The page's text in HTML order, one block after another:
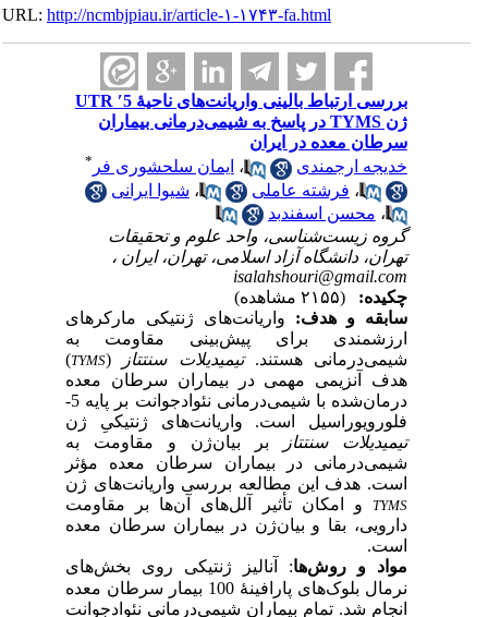
URL:http://ncmbjpiau.ir/article-۱-۱۷۴۳-fa.html
بررسی ارتباط بالینی واریانت‌‌های ناحیۀ 5′ UTR
ژن TYMS در پاسخ به شیمی‌درمانی بیماران
معده در ایران
ارجمندی
،ایمان سلحشوری فر
فرشته عاملی ،شیوا ایرانی
محسن اسفندبد
زیست‌شناسی، واحد علوم و تحقیقات
دانشگاه آزاد اسلامی، تهران، ایران ،
و هدف:واریانت‌هایژنتیکی مارکر‌های
برای پیش‌بینی مقاومت به
هستند. تیمیدیلات سنتتاز(
TYMS
آنزیمی مهمی در بیماران سرطان معده
شده با شیمی
درمانی نئوادجوانت بر پایه 5-
است. واریانت‌های ژنتیکیِ ژن
سنتتازبر بیانژن و مقاومت به
درمانی در بیماران سرطان معده مؤثر
هدف این مطالعه بررسی واریانت‌هایژن
و امکان تأثیر آلل‌های آن‌ها بر مقاومت
بقا و بیانژن در بیماران سرطان معده
ها: آنالیز ژنتیکی روی بخش‌های
نرمال بلوک‌های پارافینۀ 100 بیمار سرطان معده
شد. تمام بیماران شیمی درمانی نئوادجوانت